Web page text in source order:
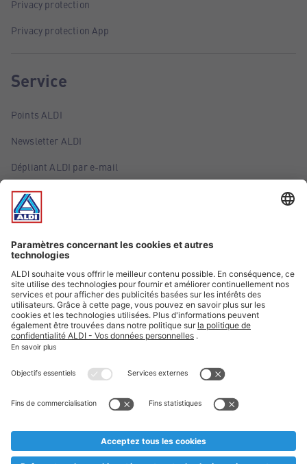
Privacy protection
Privacy protection App
Service
Points ALDI
Newsletter ALDI
Dépliant ALDI par e-mail
Offres
Infos essentielles
Suivez ALDI Belgique
Textes marqués d'un astérisque et mentions légales
* Nous vendons ces articles temporairement et jusqu'à
au cas où, malgré le planning bien étudié, nous serions
prématurément en rupture de stock. Prix Recupel et TVA incl.
** Sur ce site, l’utilisation de la forme masculine a été adoptée